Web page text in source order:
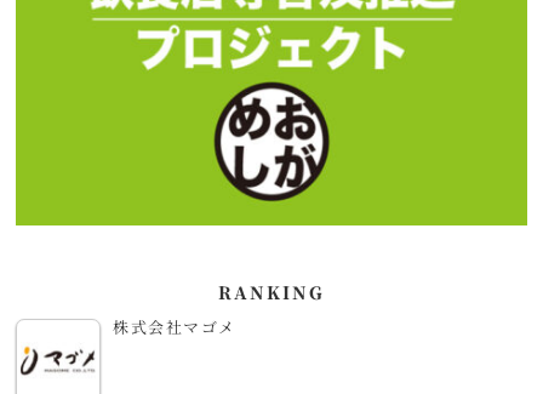
RANKING
株式会社マゴメ